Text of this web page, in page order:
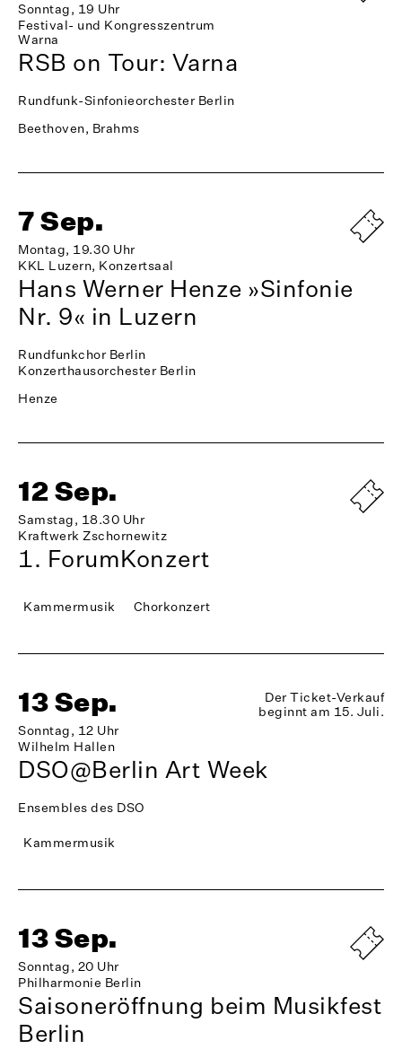
Sonntag, 19 Uhr
Festival- und Kongresszentrum
Warna
RSB on Tour: Varna
Rundfunk-Sinfonieorchester Berlin
Beethoven, Brahms
7 Sep.
Montag, 19.30 Uhr
KKL Luzern, Konzertsaal
Hans Werner Henze »Sinfonie
Nr. 9« in Luzern
Rundfunkchor Berlin
Konzerthausorchester Berlin
Henze
12 Sep.
Samstag, 18.30 Uhr
Kraftwerk Zschornewitz
1. ForumKonzert
Kammermusik Chorkonzert
13 Sep.
Sonntag, 12 Uhr
Wilhelm Hallen
Der Ticket-Verkauf
beginnt am 15. Juli.
DSO@Berlin Art Week
Ensembles des DSO
Kammermusik
13 Sep.
Sonntag, 20 Uhr
Philharmonie Berlin
Saisoneröffnung beim Musikfest
Berlin